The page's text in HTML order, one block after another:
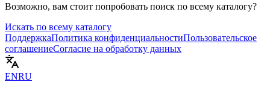
Возможно, вам стоит попробовать поиск по всему каталогу?
Искать по всему каталогу
ПоддержкаПолитика конфиденциальностиПользовательское
соглашениеСогласие на обработку данных
ENRU